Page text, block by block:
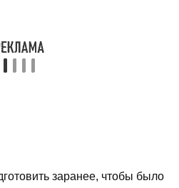
заранее, чтобы было